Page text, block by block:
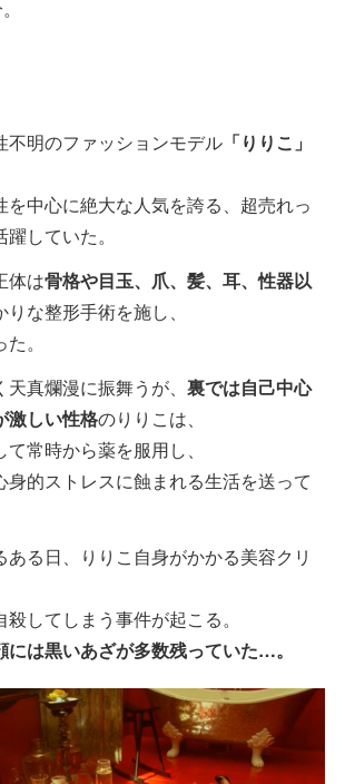
不明のファッションモデル 「りりこ」
を中心に絶大な人気を誇る、超売れっ
していた。
体は骨格や目玉、爪、髪、耳、性器以
りな整形手術を施し、
。
真爛漫に振舞うが、 裏では自己中心
激しい性格のりりこは、
常時から薬を服用し、
身的ストレスに蝕まれる生活を送って
ある日、りりこ自身がかかる美容クリ
してしまう事件が起こる。
には黒いあざが多数残っていた…。